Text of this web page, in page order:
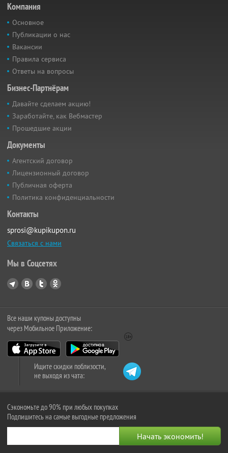
Компания
Основное
Публикации о нас
Вакансии
Правила сервиса
Ответы на вопросы
Бизнес-Партнёрам
Давайте сделаем акцию!
Заработайте, как Вебмастер
Прошедшие акции
Документы
Агентский договор
Лицензионный договор
Публичная оферта
Политика конфиденциальности
Контакты
sprosi@kupikupon.ru
Связаться с нами
Мы в Соцсетях
Все наши купоны доступны
через Мобильное Приложение:
Ищите скидки поблизости,
не выходя из чата:
Сэкономьте до 90% при любых покупках
Подпишитесь на самые выгодные предложения